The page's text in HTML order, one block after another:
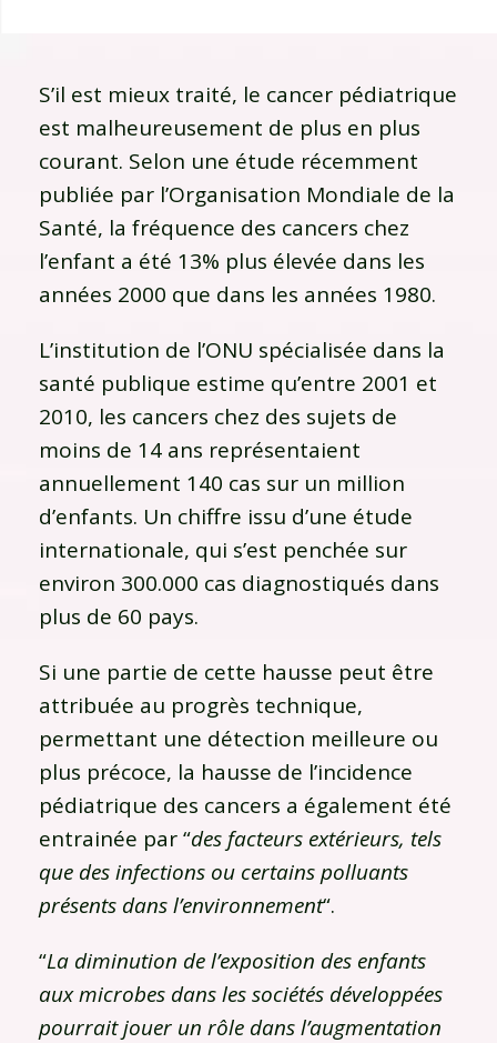
S’il est mieux traité, le cancer pédiatrique
est malheureusement de plus en plus
courant. Selon une étude récemment
publiée par l’Organisation Mondiale de la
Santé, la fréquence des cancers chez
l’enfant a été 13% plus élevée dans les
années 2000 que dans les années 1980.
L’institution de l’ONU spécialisée dans la
santé publique estime qu’entre 2001 et
2010, les cancers chez des sujets de
moins de 14 ans représentaient
annuellement 140 cas sur un million
d’enfants. Un chiffre issu d’une étude
internationale, qui s’est penchée sur
environ 300.000 cas diagnostiqués dans
plus de 60 pays.
Si une partie de cette hausse peut être
attribuée au progrès technique,
permettant une détection meilleure ou
plus précoce, la hausse de l’incidence
pédiatrique des cancers a également été
entrainée par “des facteurs extérieurs, tels
que des infections ou certains polluants
présents dans l’environnement“.
“La diminution de l’exposition des enfants
aux microbes dans les sociétés développées
pourrait jouer un rôle dans l’augmentation